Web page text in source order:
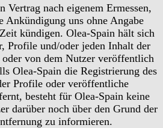
Vertrag nach eigenem Ermessen,
Ankündigung uns ohne Angabe
kündigen. Olea-Spain hält sich
Profile und/oder jeden Inhalt der
von dem Nutzer veröffentlich
Olea-Spain die Registrierung des
Profile oder veröffentliche
besteht für Olea-Spain keine
darüber noch über den Grund der
zu informieren.